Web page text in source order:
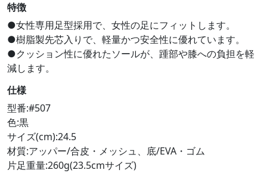
特徴
●女性専用足型採用で、女性の足にフィットします。
●樹脂製先芯入りで、軽量かつ安全性に優れています。
●クッション性に優れたソールが、踵部や膝への負担を軽
減します。
仕様
型番:#507
色:黒
サイズ(cm):24.5
材質:アッパー/合皮・メッシュ、底/EVA・ゴム
片足重量:260g(23.5cmサイズ)